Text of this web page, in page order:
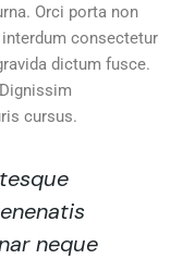
Orci porta non
consectetur
dictum fusce.
cursus.
neque